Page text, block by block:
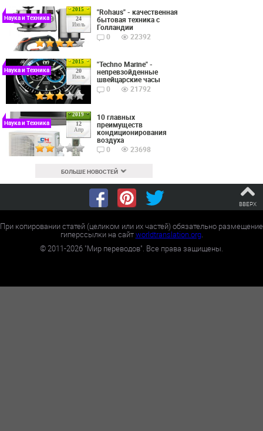
2015
24
Июль
Наука и Техника
"Rohaus" - качественная
бытовая техника с
Голландии
0
22392
2015
20
Июль
Наука и Техника
"Techno Marine" -
непревзойденные
швейцарские часы
0
21792
2019
12
Апр
Наука и Техника
10 главных
преимуществ
кондиционирования
воздуха
0
23698
БОЛЬШЕ НОВОСТЕЙ
ВВЕРХ
При копировании статей (целиком или их частей) обязательно размещение
гиперссылки на сайтworldtranslation.org.
©2011-2026 "Мир переводов". Все права защищены.